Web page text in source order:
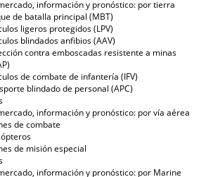
información y pronóstico: por tierra
de batalla principal (MBT)
ligeros protegidos (LPV)
blindados anfibios (AAV)
contra emboscadas resistente a minas
de combate de infantería (IFV)
blindado de personal (APC)
información y pronóstico: por vía aérea
de combate
de misión especial
información y pronóstico: por Marine